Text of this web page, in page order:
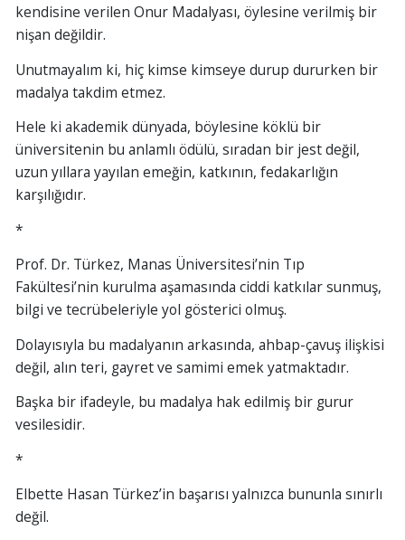
kendisine verilen Onur Madalyası, öylesine verilmiş bir
nişan değildir.
Unutmayalım ki, hiç kimse kimseye durup dururken bir
madalya takdim etmez.
Hele ki akademik dünyada, böylesine köklü bir
üniversitenin bu anlamlı ödülü, sıradan bir jest değil,
uzun yıllara yayılan emeğin, katkının, fedakarlığın
karşılığıdır.
*
Prof. Dr. Türkez, Manas Üniversitesi’nin Tıp
Fakültesi’nin kurulma aşamasında ciddi katkılar sunmuş,
bilgi ve tecrübeleriyle yol gösterici olmuş.
Dolayısıyla bu madalyanın arkasında, ahbap-çavuş ilişkisi
değil, alın teri, gayret ve samimi emek yatmaktadır.
Başka bir ifadeyle, bu madalya hak edilmiş bir gurur
vesilesidir.
*
Elbette Hasan Türkez’in başarısı yalnızca bununla sınırlı
değil.